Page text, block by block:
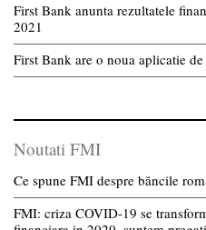
First Bank anunta rezultatele
2021
First Bank are o noua aplicatie
Noutati FMI
Ce spune FMI despre băncile
FMI: criza COVID-19 se